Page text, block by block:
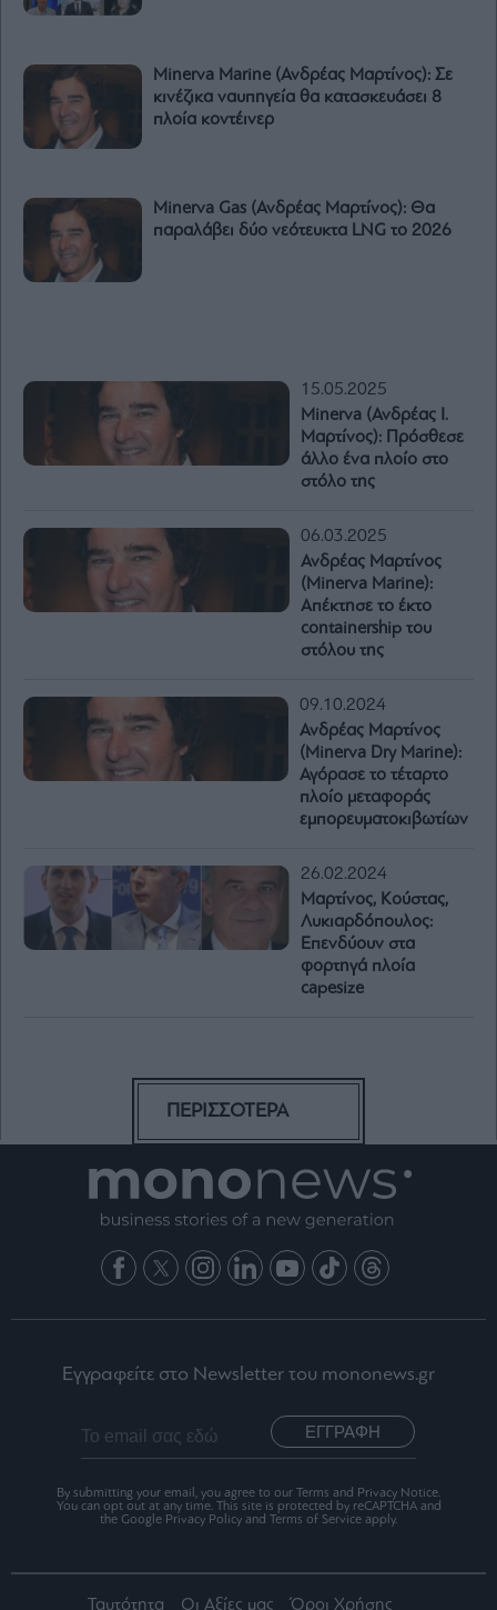
Minerva Marine (Ανδρέας Μαρτίνος): Σε
κινέζικα ναυπηγεία θα κατασκευάσει 8
πλοία κοντέινερ
Minerva Gas (Ανδρέας Μαρτίνος): Θα
παραλάβει δύο νεότευκτα LNG το 2026
15.05.2025
Minerva (Ανδρέας Ι.
Μαρτίνος): Πρόσθεσε
άλλο ένα πλοίο στο
στόλο της
06.03.2025
Ανδρέας Μαρτίνος
(Minerva Marine):
Απέκτησε το έκτο
containership του
στόλου της
09.10.2024
Ανδρέας Μαρτίνος
(Minerva Dry Marine):
Αγόρασε το τέταρτο
πλοίο μεταφοράς
εμπορευματοκιβωτίων
26.02.2024
Μαρτίνος, Κούστας,
Λυκιαρδόπουλος:
Επενδύουν στα
φορτηγά πλοία
capesize
ΠΕΡΙΣΣΟΤΕΡΑ
Εγγραφείτε στο Newsletter του mononews.gr
ΕΓΓΡΑΦΗ
By submitting your email, you agree to our Terms and Privacy Notice.
You can opt out at any time. This site is protected by reCAPTCHA and
the Google Privacy Policy and Terms of Service apply.
Ταυτότητα Οι Αξίες μας Όροι Χρήσης